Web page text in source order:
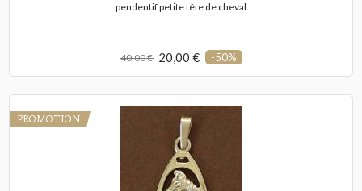
pendentif petite tête de cheval
40,00 € 20,00 € -50%
PROMOTION